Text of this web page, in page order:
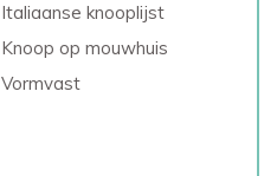
Italiaanse knooplijst
Knoop op mouwhuis
Vormvast